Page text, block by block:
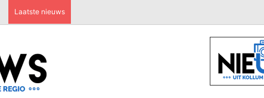
Laatste nieuws